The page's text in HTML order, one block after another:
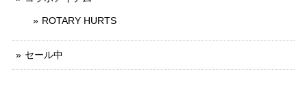
ROTARY HURTS
セール中